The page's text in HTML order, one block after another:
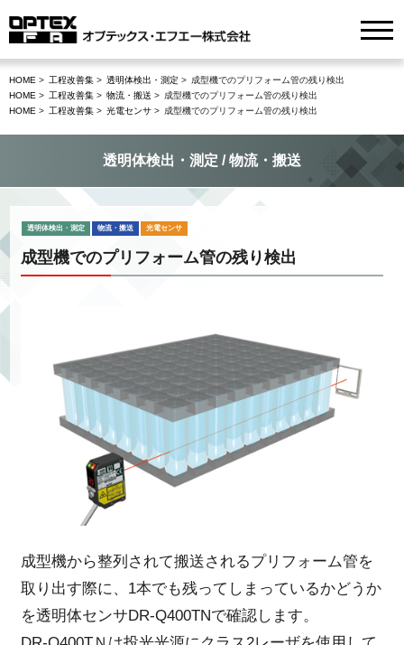
HOME 工程改善集 透明体検出・測定
成型機でのプリフォーム管の残り検出
HOME
工程改善集 物流・搬送
成型機でのプリフォーム管の残り検出
HOME
工程改善集 光電センサ 成型機でのプリフォーム管の残り検出
透明体検出・測定 / 物流・搬送
透明体検出・測定 物流・搬送 光電センサ
成型機でのプリフォーム管の残り検出
成型機から整列されて搬送されるプリフォーム管を
取り出す際に、1本でも残ってしまっているかどうか
を透明体センサDR-Q400TNで確認します。